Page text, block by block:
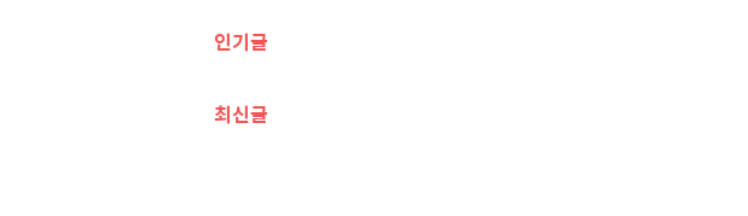
추
정
인기글
최신글